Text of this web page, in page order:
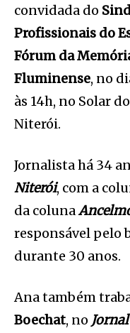
convidada do
Profissionais do
Fórum da
Fluminense, no
às 14h, no Solar
Niterói.
Jornalista há 34
Niterói, com a
da coluna
responsável pelo
durante 30 anos.
Ana também
Boechat, no